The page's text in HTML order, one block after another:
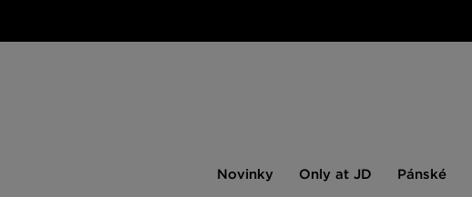
Novinky Only at JD Pánské